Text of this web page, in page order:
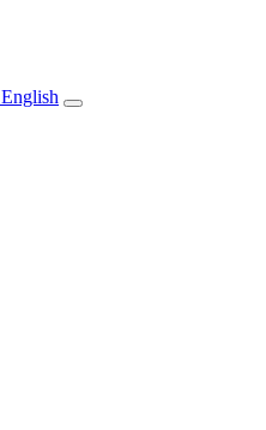
English